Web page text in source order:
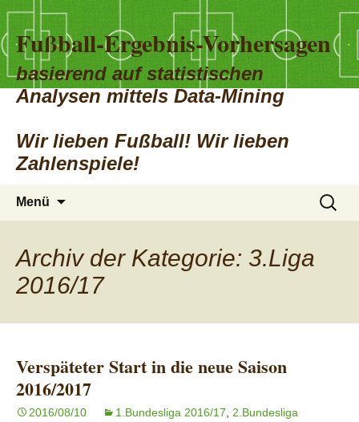
Fußball-Ergebnis-Vorhersagen
basierend auf statistischen
Analysen mittels Data-Mining
Wir lieben Fußball! Wir lieben
Zahlenspiele!
Menü
springen
Suchen
nach:
Archiv der Kategorie: 3.Liga
2016/17
Verspäteter Start in die neue Saison
2016/2017
2016/08/10 1.Bundesliga 2016/17
2.Bundesliga